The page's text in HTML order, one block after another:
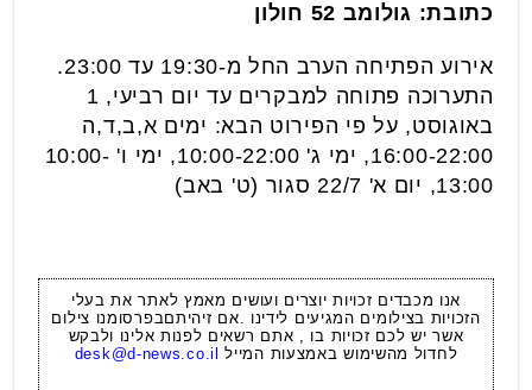
כתובת: גולומב 52 חולון
אירוע הפתיחה הערב החל מ-19:30 עד 23:00.
התערוכה פתוחה למבקרים עד יום רביעי, 1
באוגוסט, על פי הפירוט הבא: ימים א,ב,ד,ה
16:00-22:00, ימי ג' 10:00-22:00, ימי ו' 10:00-
13:00, יום א' 22/7 סגור (ט' באב)
אנו מכבדים זכויות יוצרים ועושים מאמץ לאתר את בעלי
הזכויות בצילומים המגיעים לידינו .אם זיהיתםבפרסומנו צילום
אשר יש לכם זכויות בו , אתם רשאים לפנות אלינו ולבקש
לחדול מהשימוש באמצעות המייל
desk@d-news.co.il